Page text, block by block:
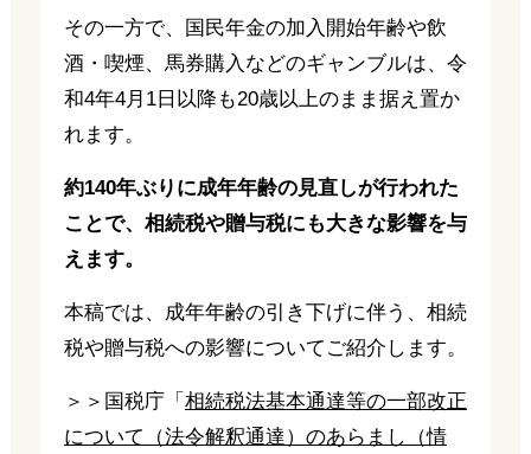
その一方で、国民年金の加入開始年齢や飲
酒・喫煙、馬券購入などのギャンブルは、令
和4年4月1日以降も20歳以上のまま据え置か
れます。
約140年ぶりに成年年齢の見直しが行われた
ことで、相続税や贈与税にも大きな影響を与
えます。
本稿では、成年年齢の引き下げに伴う、相続
税や贈与税への影響についてご紹介します。
＞＞国税庁「 相続税法基本通達等の一部改正
について（法令解釈通達）のあらまし（情